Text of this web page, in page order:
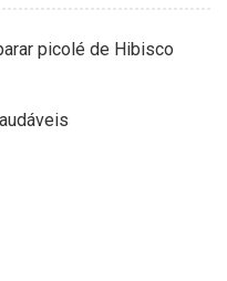
picolé de Hibisco